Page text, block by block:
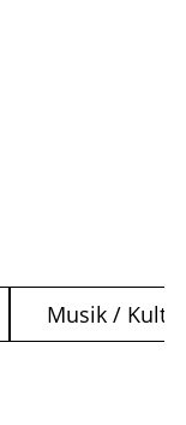
Musik / Kultur